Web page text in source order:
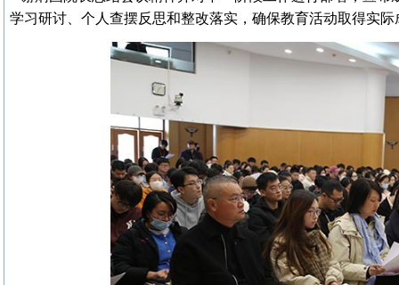
学习研讨、个人查摆反思和整改落实，确保教育活动取得实际